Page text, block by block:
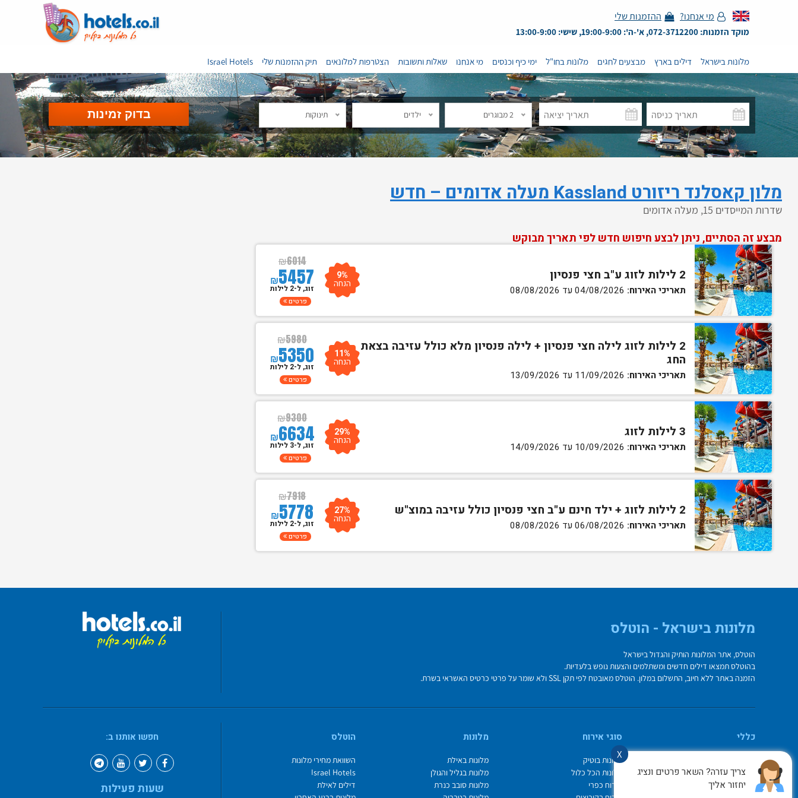
מי אנחנו? ההזמנות שלי
מוקד הזמנות: 072-3712200, א'-ה': 19:00-9:00, שישי: 13:00-9:00
מלונות בישראל דילים בארץ מבצעים לחגים מלונות בחו"ל ימי כיף וכנסים מי אנחנו שאלות ותשובות הצטרפות למלונאים תיק ההזמנות שלי Israel Hotels
2 מבוגרים ילדים תינוקות
מלון קאסלנד ריזורט Kassland מעלה אדומים – חדש
שדרות המייסדים 15, מעלה אדומים
מבצע זה הסתיים, ניתן לבצע חיפוש חדש לפי תאריך מבוקש
2 לילות לזוג ע"ב חצי פנסיון
תאריכי האירוח:
₪6014
₪5457 9%
הנחה זוג, ל-2 לילות
פרטים
2 לילות לזוג לילה חצי פנסיון + לילה פנסיון מלא כולל עזיבה בצאת
החג
תאריכי האירוח:
₪5980
₪5350 11%
הנחה זוג, ל-2 לילות
פרטים
3 לילות לזוג
תאריכי האירוח:
₪9300
₪6634 29%
הנחה זוג, ל-3 לילות
פרטים
2 לילות לזוג + ילד חינם ע"ב חצי פנסיון כולל עזיבה במוצ"ש
תאריכי האירוח:
₪7918
₪5778 27%
הנחה זוג, ל-2 לילות
פרטים
X
צריך עזרה? השאר פרטים ונציג
יחזור אליך
מלונות בישראל - הוטלס
הוטלס, אתר המלונות הותיק והגדול בישראל
בהוטלס תמצאו דילים חדשים ומשתלמים והצעות נופש בלעדיות.
הזמנה באתר ללא חיוב, התשלום במלון. הוטלס מאובטח לפי תקן SSL ולא שומר על פרטי כרטיס האשראי בשרת.
כללי
איך משתמשים באתר
צור קשר
סוגי אירוח
מלונות בוטיק
מלונות הכל כלול
אירוח כפרי
מלונות
מלונות באילת
מלונות בגליל והגולן
מלונות סובב כנרת
הוטלס
השוואת מחירי מלונות
Israel Hotels
דילים לאילת
חפשו אותנו ב:
שעות פעילות